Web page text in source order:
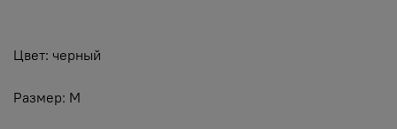
Цвет: черный
Размер: M